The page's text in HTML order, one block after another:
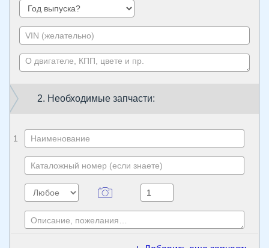
2. Необходимые запчасти:
1